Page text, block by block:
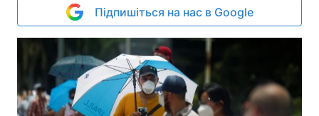
Підпишіться на нас в Google